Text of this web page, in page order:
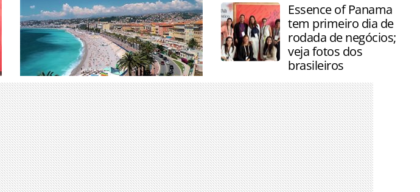
Pesquisa analisou 25 destinos para
determinar onde os viajantes mais
ricos escolhem passar seu tempo
Essence of Panama
tem primeiro dia de
rodada de negócios;
veja fotos dos
brasileiros